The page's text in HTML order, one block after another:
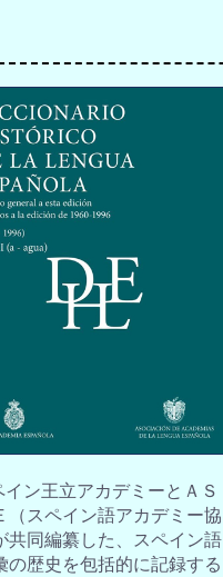
イン王立アカデミーとＡＳ
（スペイン語アカデミー協
共同編纂した、スペイン語
の歴史を包括的に記録する